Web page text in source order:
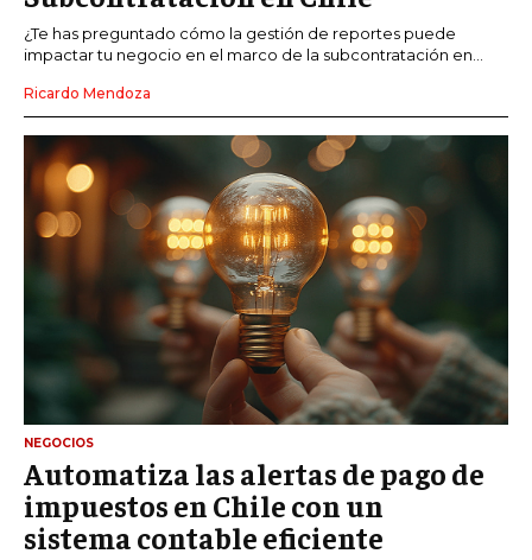
¿Te has preguntado cómo la gestión de reportes puede
impactar tu negocio en el marco de la subcontratación en...
Ricardo Mendoza
NEGOCIOS
Automatiza las alertas de pago de
impuestos en Chile con un
sistema contable eficiente